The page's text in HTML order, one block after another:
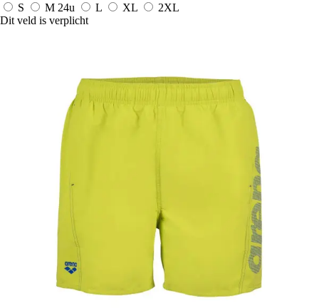
S
M 24u L XL
2XL
Dit veld is verplicht